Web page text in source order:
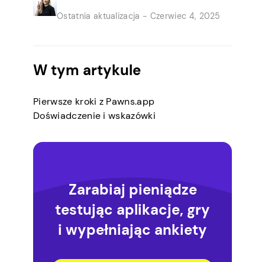
Ostatnia aktualizacja - Czerwiec 4, 2025
W tym artykule
Pierwsze kroki z Pawns.app
Doświadczenie i wskazówki
Zarabiaj pieniądze
testując aplikacje, gry
i wypełniając ankiety